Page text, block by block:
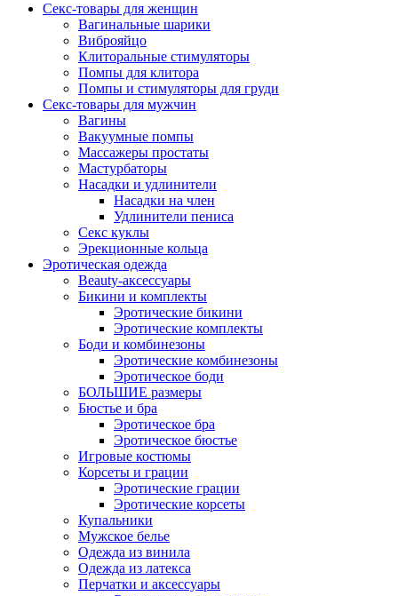
Секс-товары для женщин
Вагинальные шарики
Виброяйцо
Клиторальные стимуляторы
Помпы для клитора
Помпы и стимуляторы для груди
Секс-товары для мужчин
Вагины
Вакуумные помпы
Массажеры простаты
Мастурбаторы
Насадки и удлинители
Насадки на член
Удлинители пениса
Секс куклы
Эрекционные кольца
Эротическая одежда
Beauty-аксессуары
Бикини и комплекты
Эротические бикини
Эротические комплекты
Боди и комбинезоны
Эротические комбинезоны
Эротическое боди
БОЛЬШИЕ размеры
Бюстье и бра
Эротическое бра
Эротическое бюстье
Игровые костюмы
Корсеты и грации
Эротические грации
Эротические корсеты
Купальники
Мужское белье
Одежда из винила
Одежда из латекса
Перчатки и аксессуары